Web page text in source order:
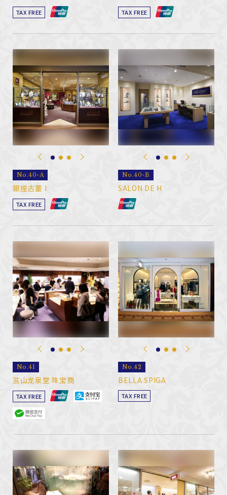
TAX FREE TAX FREE
No.40-A
銀座古董 I
TAX FREE
No.40-B
SALON DE H
No.41
茧山龙泉堂 珠宝商
TAX FREE
No.42
BELLA SPIGA
TAX FREE